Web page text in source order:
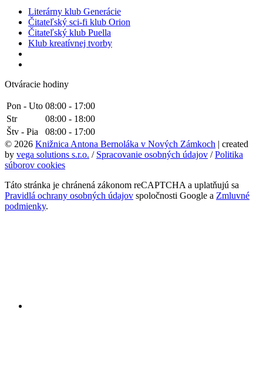
Literárny klub Generácie
Čitateľský sci-fi klub Orion
Čitateľský klub Puella
Klub kreatívnej tvorby
Otváracie hodiny
Pon - Uto 08:00 - 17:00
Str
08:00 - 18:00
Štv - Pia
08:00 - 17:00
© 2026 Knižnica Antona Bernoláka v Nových Zámkoch | created
by vega solutions s.r.o. / Spracovanie osobných údajov /Politika
súborov cookies
Táto stránka je chránená zákonom reCAPTCHA a uplatňujú sa
Pravidlá ochrany osobných údajov spoločnosti Google a Zmluvné
podmienky.